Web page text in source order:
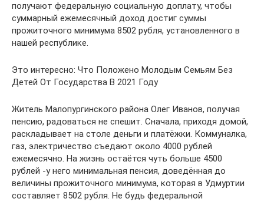
получают федеральную социальную доплату, чтобы
суммарный ежемесячный доход достиг суммы
прожиточного минимума 8502 рубля, установленного в
нашей республике.
Это интересно: Что Положено Молодым Семьям Без
Детей От Государства В 2021 Году
Житель Малопургинского района Олег Иванов, получая
пенсию, радоваться не спешит. Сначала, приходя домой,
раскладывает на столе деньги и платёжки. Коммуналка,
газ, электричество съедают около 4000 рублей
ежемесячно. На жизнь остаётся чуть больше 4500
рублей -у него минимальная пенсия, доведённая до
величины прожиточного минимума, которая в Удмуртии
составляет 8502 рубля. Не будь федеральной